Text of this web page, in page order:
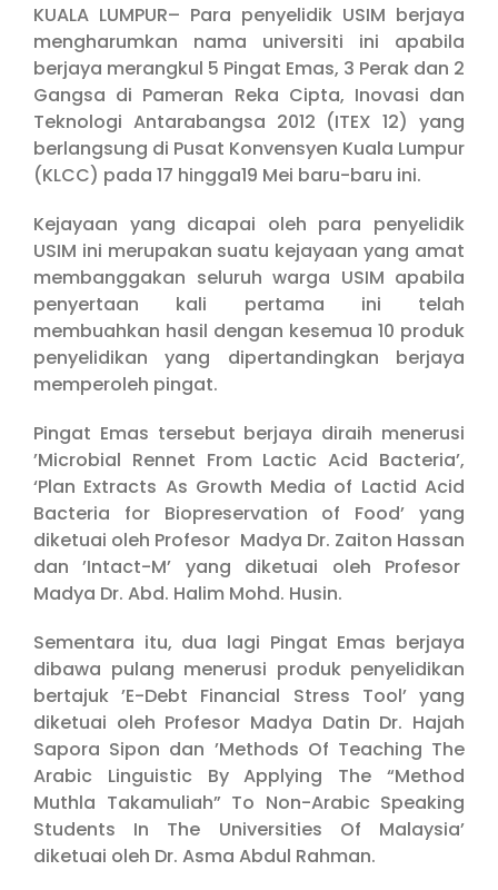
KUALA LUMPUR– Para penyelidik USIM berjaya
mengharumkan nama universiti ini apabila
berjaya merangkul 5 Pingat Emas, 3 Perak dan 2
Gangsa di Pameran Reka Cipta, Inovasi dan
Teknologi Antarabangsa 2012 (ITEX 12) yang
berlangsung di Pusat Konvensyen Kuala Lumpur
(KLCC) pada 17 hingga19 Mei baru-baru ini.
Kejayaan yang dicapai oleh para penyelidik
USIM ini merupakan suatu kejayaan yang amat
membanggakan seluruh warga USIM apabila
penyertaan kali pertama ini telah
membuahkan hasil dengan kesemua 10 produk
penyelidikan yang dipertandingkan berjaya
memperoleh pingat.
Pingat Emas tersebut berjaya diraih menerusi
’Microbial Rennet From Lactic Acid Bacteria’,
‘Plan Extracts As Growth Media of Lactid Acid
Bacteria for Biopreservation of Food’ yang
diketuai oleh Profesor Madya Dr. Zaiton Hassan
dan ’Intact-M’ yang diketuai oleh Profesor
Madya Dr. Abd. Halim Mohd. Husin.
Sementara itu, dua lagi Pingat Emas berjaya
dibawa pulang menerusi produk penyelidikan
bertajuk ’E-Debt Financial Stress Tool’ yang
diketuai oleh Profesor Madya Datin Dr. Hajah
Sapora Sipon dan ’Methods Of Teaching The
Arabic Linguistic By Applying The “Method
Muthla Takamuliah” To Non-Arabic Speaking
Students In The Universities Of Malaysia’
diketuai oleh Dr. Asma Abdul Rahman.